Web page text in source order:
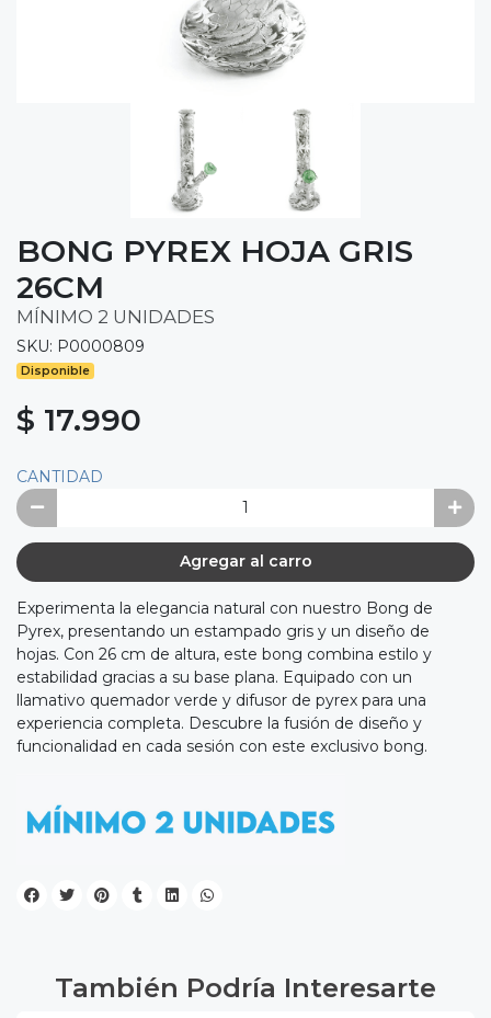
BONG PYREX HOJA GRIS
26CM
MÍNIMO 2 UNIDADES
SKU: P0000809
Disponible
$ 17.990
CANTIDAD
Agregar al carro
Experimenta la elegancia natural con nuestro Bong de
Pyrex, presentando un estampado gris y un diseño de
hojas. Con 26 cm de altura, este bong combina estilo y
estabilidad gracias a su base plana. Equipado con un
llamativo quemador verde y difusor de pyrex para una
experiencia completa. Descubre la fusión de diseño y
funcionalidad en cada sesión con este exclusivo bong.
También Podría Interesarte